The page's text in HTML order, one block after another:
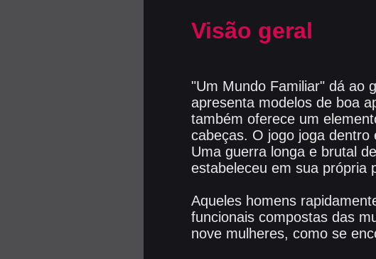
Visão geral
"Um Mundo Familiar" dá ao
apresenta modelos de boa
também oferece um
cabeças. O jogo joga
Uma guerra longa e brutal
estabeleceu em sua própria
Aqueles homens
funcionais compostas das
nove mulheres, como se